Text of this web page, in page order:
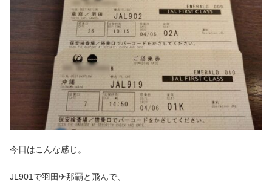
今日はこんな感じ。
JL901で羽田✈那覇と飛んで、